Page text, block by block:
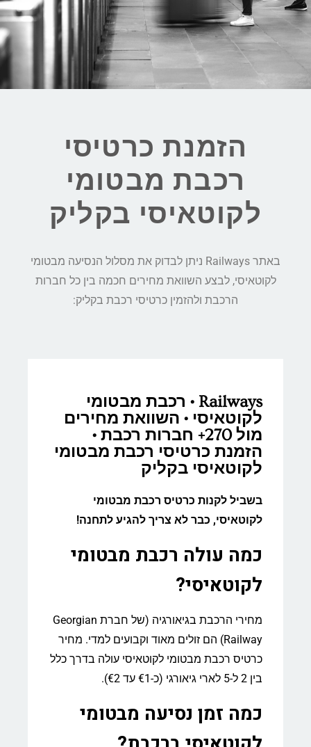
הזמנת כרטיסי
רכבת מבטומי
לקוטאיסי בקליק
באתר Railways ניתן לבדוק את מסלול הנסיעה מבטומי
לקוטאיסי, לבצע השוואת מחירים חכמה בין כל חברות
הרכבת ולהזמין כרטיסי רכבת בקליק:
Railways • רכבת מבטומי
לקוטאיסי • השוואת מחירים
מול 270+ חברות רכבת •
הזמנת כרטיסי רכבת מבטומי
לקוטאיסי בקליק
בשביל לקנות כרטיס רכבת מבטומי
לקוטאיסי, כבר לא צריך להגיע לתחנה!
כמה עולה רכבת מבטומי
לקוטאיסי?
מחירי הרכבת בגיאורגיה (של חברת Georgian
Railway) הם זולים מאוד וקבועים למדי. מחיר
כרטיס רכבת מבטומי לקוטאיסי עולה בדרך כלל
בין 2 ל-5 לארי גיאורגי (כ-€1 עד €2).
כמה זמן נסיעה מבטומי